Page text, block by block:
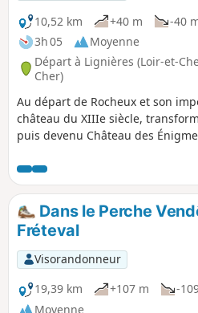
10,52 km
+40 m
-40
3h 05
Moyenne
Départ à Lignières (Loir-et-
Cher)
Au départ de Rocheux et son
château du XIIIe siècle,
puis devenu Château des
de jolis hameaux tout en
vues panoramiques sur le Haut
Dans le Perche
Fréteval
Visorandonneur
19,39 km
+107 m -
Moyenne